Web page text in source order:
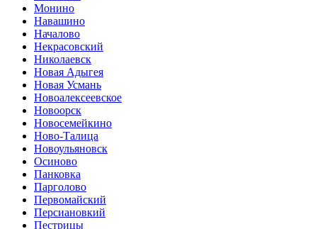
Монино
Навашино
Началово
Некрасовский
Николаевск
Новая Адыгея
Новая Усмань
Новоалексеевское
Новоорск
Новосемейкино
Ново-Талица
Новоульяновск
Осиново
Панковка
Парголово
Первомайский
Персиановкий
Пестрицы